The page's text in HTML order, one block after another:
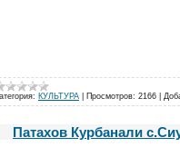
КУЛЬТУРА Просмотров: 2166
Патахов Курбанали